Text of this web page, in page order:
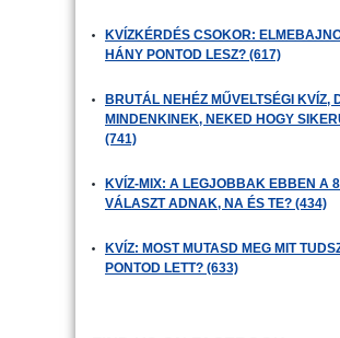
KVÍZKÉRDÉS CSOKOR:
HÁNY PONTOD LESZ? (617)
BRUTÁL NEHÉZ MŰVELTSÉGI KVÍZ,
MINDENKINEK, NEKED HOGY
(741)
KVÍZ-MIX: A LEGJOBBAK EBBEN A
VÁLASZT ADNAK, NA ÉS TE? (434)
KVÍZ: MOST MUTASD MEG MIT
PONTOD LETT? (633)